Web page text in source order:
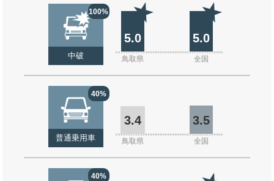
100%
中破
5.0 5.0
鳥取県 全国
40%
普通乗用車
3.4 3.5
鳥取県 全国
40%